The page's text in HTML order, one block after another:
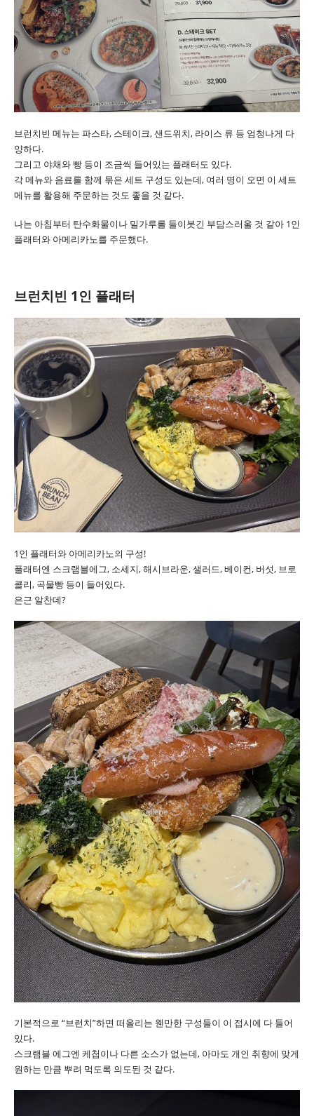
브런치빈 메뉴는 파스타, 스테이크, 샌드위치, 라이스 류 등 엄청나게 다
양하다.
그리고 야채와 빵 등이 조금씩 들어있는 플래터도 있다.
각 메뉴와 음료를 함께 묶은 세트 구성도 있는데, 여러 명이 오면 이 세트
메뉴를 활용해 주문하는 것도 좋을 것 같다.
나는 아침부터 탄수화물이나 밀가루를 들이붓긴 부담스러울 것 같아 1인
플래터와 아메리카노를 주문했다.
브런치빈 1인 플래터
1인 플래터와 아메리카노의 구성!
플래터엔 스크램블에그, 소세지, 해시브라운, 샐러드, 베이컨, 버섯, 브로
콜리, 곡물빵 등이 들어있다.
은근 알찬데?
기본적으로 “브런치”하면 떠올리는 웬만한 구성들이 이 접시에 다 들어
있다.
스크램블 에그엔 케첩이나 다른 소스가 없는데, 아마도 개인 취향에 맞게
원하는 만큼 뿌려 먹도록 의도된 것 같다.